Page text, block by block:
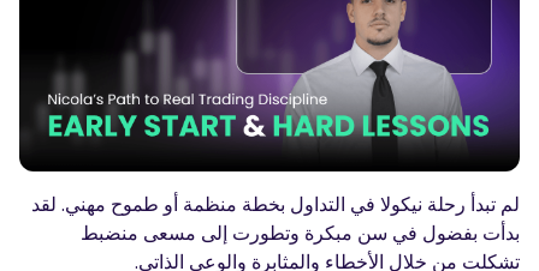
المدونة الصوتية-بودكاست
قاموس المصطلحات
أدوات التداول
مفكره اقتصادية
ساعات العطلات في السوق
تسجيل الدخول إنشاء حساب
لم تبدأ رحلة نيكولا في التداول بخطة منظمة أو طموح مهني. لقد
بدأت بفضول في سن مبكرة وتطورت إلى مسعى منضبط
تشكلت من خلال الأخطاء والمثابرة والوعي الذاتي.